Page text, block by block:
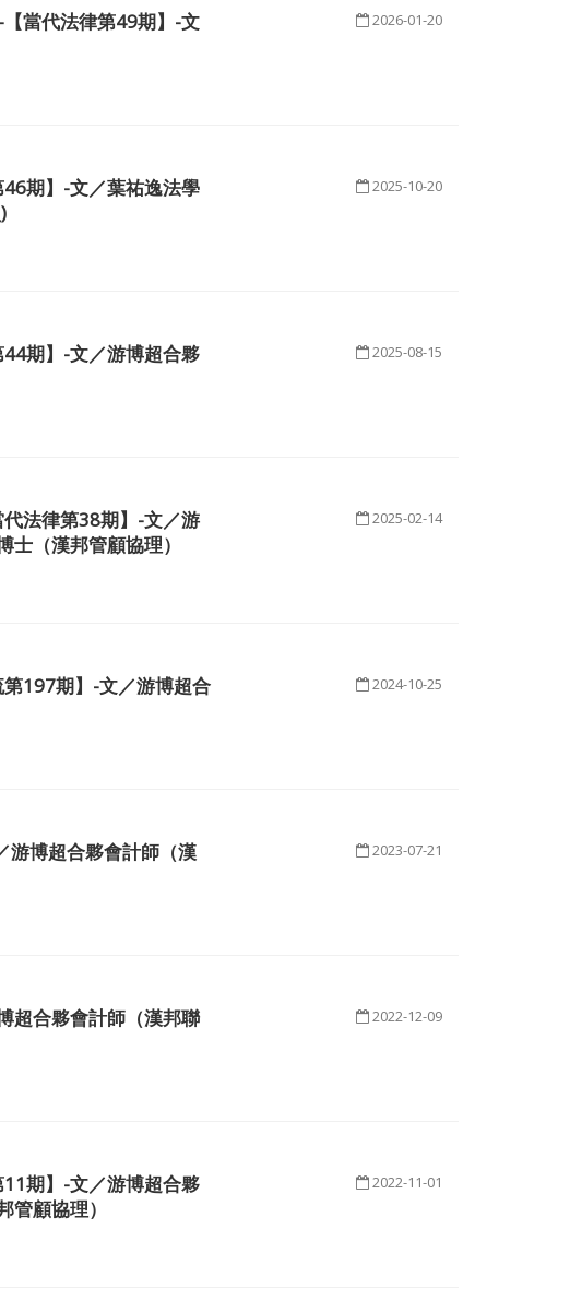
當代法律第49期】-文
2026-01-20
期】-文／葉祐逸法學
2025-10-20
期】-文／游博超合夥
2025-08-15
法律第38期】-文／游
（漢邦管顧協理）
2025-02-14
197期】-文／游博超合
2024-10-25
游博超合夥會計師（漢
2023-07-21
超合夥會計師（漢邦聯
2022-12-09
期】-文／游博超合夥
顧協理）
2022-11-01